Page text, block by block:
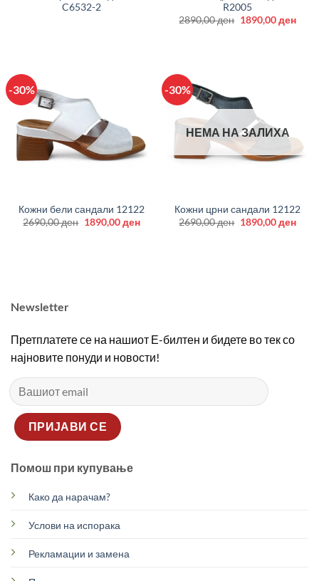
C6532-2
R2005
2890,00ден Original
1890,00ден
-30%
Кожни бели сандали 12122
2690,00ден Original
1890,00денCurrent
-30%
НЕМА НА ЗАЛИХА
Кожни црни сандали 12122
2690,00ден Original
1890,00ден
Newsletter
Претплатете се на нашиот Е-билтен и бидете во тек со
најновите понуди и новости!
Помош при купување
Како да нарачам?
Услови на испорака
Рекламации и замена